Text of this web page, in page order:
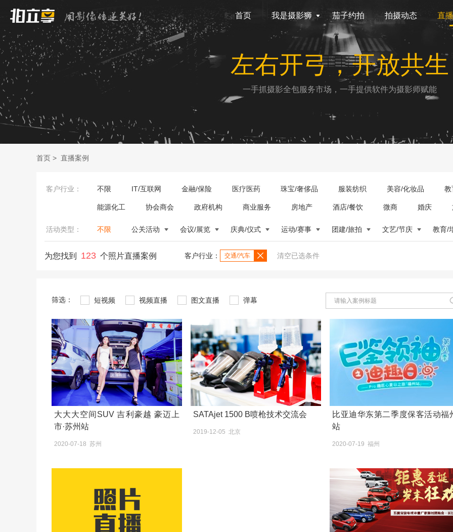
首页 我是摄影狮 茄子约拍 拍摄动态 直
左右开弓，开放共生
一手抓摄影全包服务市场，一手提供软件为摄影师赋能
首页 > 直播案例
客户行业： 不限 IT/互联网 金融/保险 医疗医药 珠宝/奢侈品 服装纺织 美容/化妆品 教
能源化工 协会商会 政府机构 商业服务 房地产 酒店/餐饮 微商 婚庆
活动类型： 不限 公关活动 会议/展览 庆典/仪式 运动/赛事 团建/旅拍 文艺/节庆 教育/
为您找到 123 个照片直播案例 客户行业： 交通/汽车 清空已选条件
筛选： 短视频 视频直播 图文直播 弹幕
大大大空间SUV 吉利豪越 豪迈上
市·苏州站
2020-07-18 苏州
SATAjet 1500 B喷枪技术交流会
2019-12-05 北京
比亚迪华东第二季度保客活动福
站
2020-07-19 福州